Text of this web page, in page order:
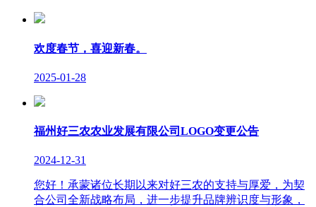
欢度春节，喜迎新春。
2025-01-28
福州好三农农业发展有限公司LOGO变更公告
2024-12-31
您好！承蒙诸位长期以来对好三农的支持与厚爱，为契
合公司全新战略布局，进一步提升品牌辨识度与形象，